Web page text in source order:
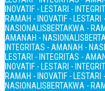
INOVATIF - LESTARI -
RAMAH - INOVATIF -
NASIONALISBERTAKWA -
AMANAH - NASIONALIS
INTEGRITAS - AMANAH -
LESTARI - INTEGRITAS -
INOVATIF - LESTARI -
RAMAH - INOVATIF -
NASIONALISBERTAKWA -